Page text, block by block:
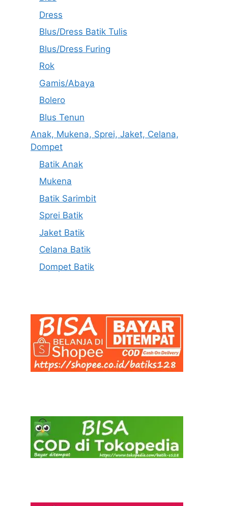
Dress
Blus/Dress Batik Tulis
Blus/Dress Furing
Rok
Gamis/Abaya
Bolero
Blus Tenun
Anak, Mukena, Sprei, Jaket, Celana,
Dompet
Batik Anak
Mukena
Batik Sarimbit
Sprei Batik
Jaket Batik
Celana Batik
Dompet Batik